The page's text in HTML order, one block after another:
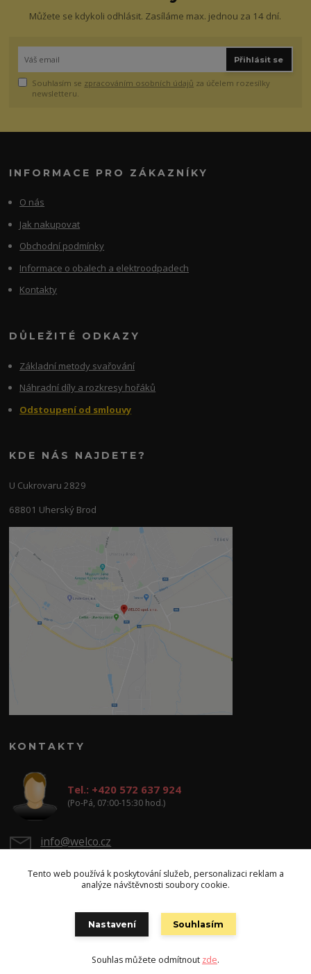
Můžete se kdykoli odhlásit. Zasíláme max. jednou za 14 dní.
Přihlásit se
Souhlasím se zpracováním osobních údajů za účelem rozesílky
newsletteru.
INFORMACE PRO ZÁKAZNÍKY
O nás
Jak nakupovat
Obchodní podmínky
Informace o obalech a elektroodpadech
Kontakty
DŮLEŽITÉ ODKAZY
Základní metody svařování
Náhradní díly a rozkresy hořáků
Odstoupení od smlouvy
KDE NÁS NAJDETE?
U Cukrovaru 2829
68801 Uherský Brod
KONTAKTY
Tel.: +420 572 637 924
(Po-Pá, 07:00-15:30 hod.)
info@welco.cz
Vytvořeno na
Eshop-rychle.cz
Tento web používá k poskytování služeb, personalizaci reklam a
analýze návštěvnosti soubory cookie.
Nastavení Souhlasím
Souhlas můžete odmítnout zde.